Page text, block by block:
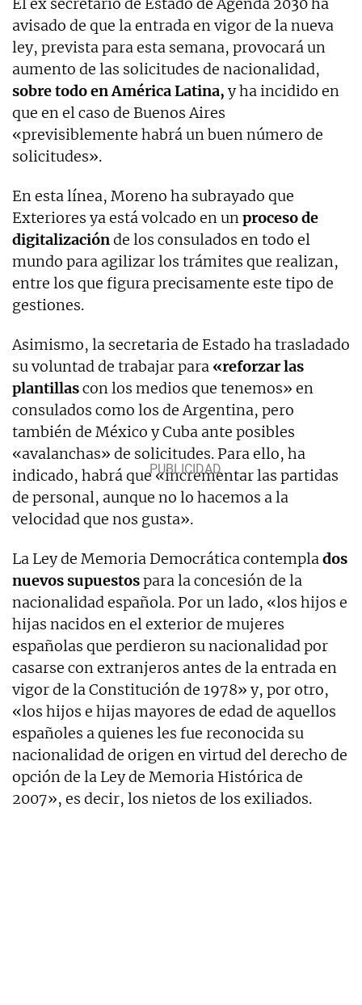
avisado de que la entrada en vigor de la nueva
ley, prevista para esta semana, provocará un
aumento de las solicitudes de nacionalidad,
sobre todo en América Latina, y ha incidido en
que en el caso de Buenos Aires
«previsiblemente habrá un buen número de
solicitudes».
En esta línea, Moreno ha subrayado que
Exteriores ya está volcado en unproceso de
digitalizaciónde los consulados en todo el
mundo para agilizar los trámites que realizan,
entre los que figura precisamente este tipo de
gestiones.
Asimismo, la secretaria de Estado ha trasladado
su voluntad de trabajar para «reforzar las
plantillascon los medios que tenemos» en
consulados como los de Argentina, pero
también de México y Cuba ante posibles
«avalanchas» de solicitudes. Para ello, ha
indicado, habrá que «incrementar las partidas
de personal, aunque no lo hacemos a la
velocidad que nos gusta».
La Ley de Memoria Democrática contemplados
nuevos supuestospara la concesión de la
nacionalidad española. Por un lado, «los hijos e
hijas nacidos en el exterior de mujeres
españolas que perdieron su nacionalidad por
casarse con extranjeros antes de la entrada en
vigor de la Constitución de 1978» y, por otro,
«los hijos e hijas mayores de edad de aquellos
españoles a quienes les fue reconocida su
nacionalidad de origen en virtud del derecho de
opción de la Ley de Memoria Histórica de
2007», es decir, los nietos de los exiliados.